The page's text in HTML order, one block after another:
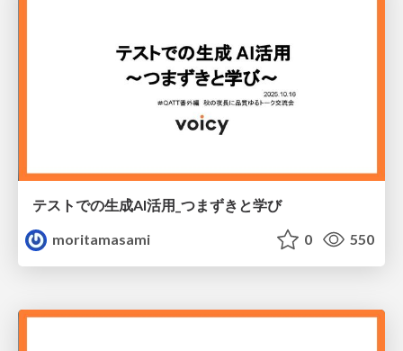
テストでの生成AI活用_つまずきと学び
moritamasami
0 550